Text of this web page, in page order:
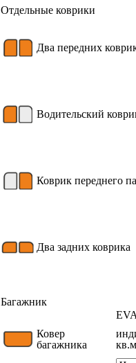
Отдельные коврики
Два передних
Водительский
Коврик переднего
Два задних коврика
Багажник
EVA
Ковер
багажника